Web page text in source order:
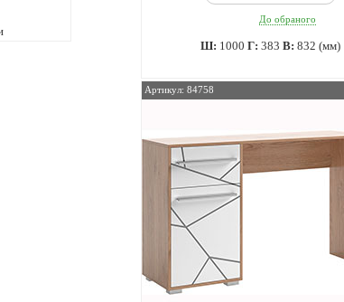
До обраного
Ш: 1000 Г:383 В:832 (мм)
Артикул: 84758